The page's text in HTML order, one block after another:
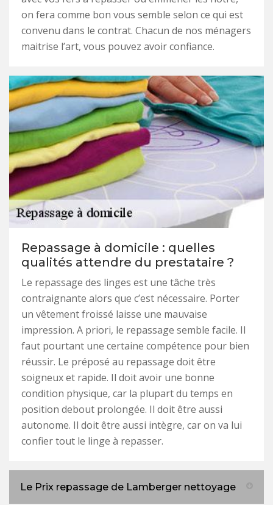
on fera comme bon vous semble selon ce qui est
convenu dans le contrat. Chacun de nos ménagers
maitrise l’art, vous pouvez avoir confiance.
Repassage à domicile : quelles
qualités attendre du prestataire ?
Le repassage des linges est une tâche très
contraignante alors que c’est nécessaire. Porter
un vêtement froissé laisse une mauvaise
impression. A priori, le repassage semble facile. Il
faut pourtant une certaine compétence pour bien
réussir. Le préposé au repassage doit être
soigneux et rapide. Il doit avoir une bonne
condition physique, car la plupart du temps en
position debout prolongée. Il doit être aussi
autonome. Il doit être aussi intègre, car on va lui
confier tout le linge à repasser.
Le Prix repassage de Lamberger nettoyage